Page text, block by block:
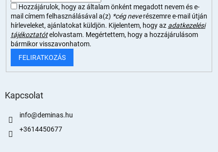
Hozzájárulok, hogy az általam önként megadott nevem és e-
mail címem felhasználásával a(z) *cég neverészemre e-mail útján
hírleveleket, ajánlatokat küldjön. Kijelentem, hogy az adatkezelési
tájékoztatót elolvastam. Megértettem, hogy a hozzájárulásom
bármikor visszavonhatom.
FELIRATKOZÁS
Kapcsolat
info@deminas.hu
+3614450677